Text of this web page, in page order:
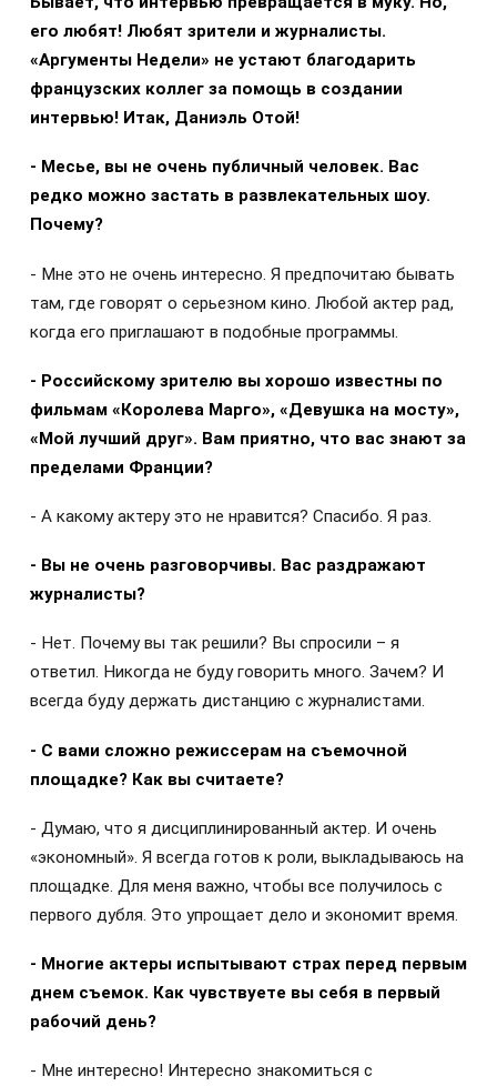
его любят! Любят зрители и журналисты.
«Аргументы Недели» не устают благодарить
французских коллег за помощь в создании
интервью! Итак, Даниэль Отой!
- Месье, вы не очень публичный человек. Вас
редко можно застать в развлекательных шоу.
Почему?
- Мне это не очень интересно. Я предпочитаю бывать
там, где говорят о серьезном кино. Любой актер рад,
когда его приглашают в подобные программы.
- Российскому зрителю вы хорошо известны по
фильмам «Королева Марго», «Девушка на мосту»,
«Мой лучший друг». Вам приятно, что вас знают за
пределами Франции?
- А какому актеру это не нравится? Спасибо. Я раз.
- Вы не очень разговорчивы. Вас раздражают
журналисты?
- Нет. Почему вы так решили? Вы спросили – я
ответил. Никогда не буду говорить много. Зачем? И
всегда буду держать дистанцию с журналистами.
- С вами сложно режиссерам на съемочной
площадке? Как вы считаете?
- Думаю, что я дисциплинированный актер. И очень
«экономный». Я всегда готов к роли, выкладываюсь на
площадке. Для меня важно, чтобы все получилось с
первого дубля. Это упрощает дело и экономит время.
- Многие актеры испытывают страх перед первым
днем съемок. Как чувствуете вы себя в первый
рабочий день?
- Мне интересно! Интересно знакомиться с